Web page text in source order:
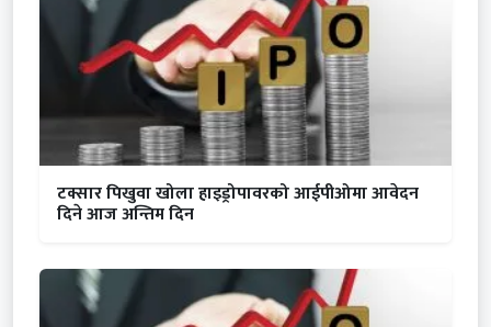
टक्सार पिखुवा खोला हाइड्रोपावरको आईपीओमा आवेदन
दिने आज अन्तिम दिन